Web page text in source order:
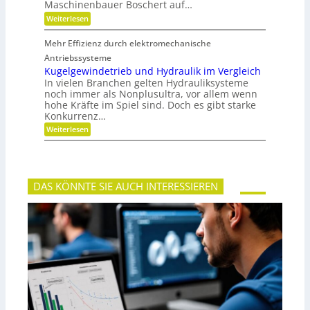
h
k
e
i
t
n
d
P
r
ä
z
i
s
i
Maschinenbauer Boschert auf…
Weiterlesen:
M
h
r
F
l
e
x
i
b
i
l
i
,
D
y
n
m
i
k
u
n
d
P
l
Mehr Effizienz durch elektromechanische
Antriebssysteme
Kugelgewindetrieb und Hydraulik im Vergleich
In vielen Branchen gelten Hydrauliksysteme
noch immer als Nonplusultra, vor allem wenn
hohe Kräfte im Spiel sind. Doch es gibt starke
Konkurrenz…
Weiterlesen:
K
l
g
e
w
d
t
r
i
e
b
u
DAS KÖNNTE SIE AUCH INTERESSIEREN